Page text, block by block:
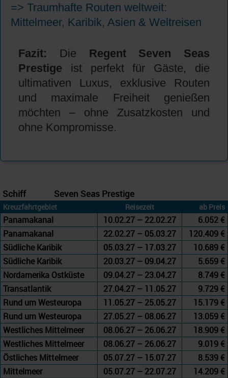
=> Traumhafte Routen weltweit:
Mittelmeer, Karibik, Asien & Weltreisen
Fazit: Die Regent Seven Seas
Prestige ist perfekt für Gäste, die
ultimativen Luxus, exklusive Routen
und maximale Freiheit genießen
möchten – ohne Zusatzkosten und
ohne Kompromisse.
Schiff Seven Seas Prestige
Kreuzfahrtgebiet Reisezeit ab Preis
Panamakanal 10.02.27 – 22.02.27
6.052 €
Panamakanal
22.02.27 – 05.03.27
120.409 €
Südliche Karibik
05.03.27 – 17.03.27
10.689 €
Südliche Karibik
20.03.27 – 09.04.27
5.659 €
Nordamerika Ostküste
09.04.27 – 23.04.27
8.749 €
Transatlantik
27.04.27 – 11.05.27
9.729 €
Rund um Westeuropa
11.05.27 – 25.05.27
15.179 €
Rund um Westeuropa
27.05.27 – 08.06.27
13.059 €
Westliches Mittelmeer
08.06.27 – 26.06.27
18.909 €
Westliches Mittelmeer
08.06.27 – 26.06.27
9.019 €
Östliches Mittelmeer
05.07.27 – 15.07.27
8.539 €
Mittelmeer
05.07.27 – 22.07.27 14.209 €